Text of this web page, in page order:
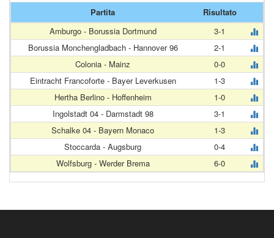
Partita
Risultato
Amburgo - Borussia Dortmund
3-1
Borussia Monchengladbach - Hannover 96
2-1
Colonia - Mainz
0-0
Eintracht Francoforte - Bayer Leverkusen
1-3
Hertha Berlino - Hoffenheim
1-0
Ingolstadt 04 - Darmstadt 98
3-1
Schalke 04 - Bayern Monaco
1-3
Stoccarda - Augsburg
0-4
Wolfsburg - Werder Brema
6-0